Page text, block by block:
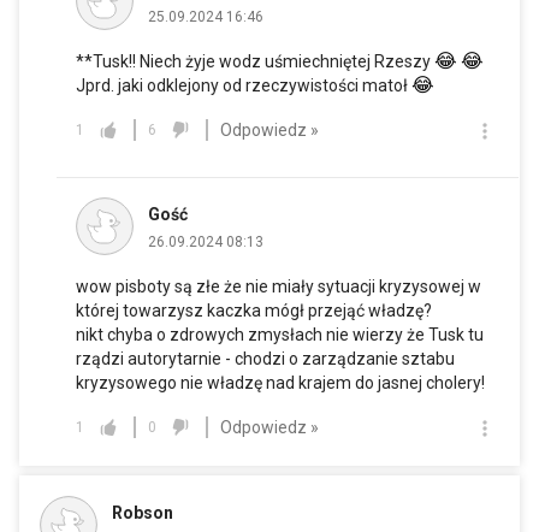
25.09.2024 16:46
**Tusk!! Niech żyje wodz uśmiechniętej Rzeszy😂 😂
Jprd. jaki odklejony od rzeczywistości matoł😂
1 6 Odpowiedz »
Gość
26.09.2024 08:13
wow pisboty są złe że nie miały sytuacji kryzysowej w
której towarzysz kaczka mógł przejąć władzę?
nikt chyba o zdrowych zmysłach nie wierzy że Tusk tu
rządzi autorytarnie - chodzi o zarządzanie sztabu
kryzysowego nie władzę nad krajem do jasnej cholery!
1 0 Odpowiedz »
Robson